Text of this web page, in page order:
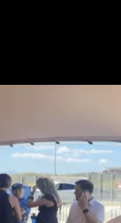
Javi
da un
lanza una
United: "Lo
Javi Martínez ha